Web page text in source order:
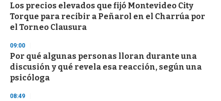
Los precios elevados que fijó Montevideo City
Torque para recibir a Peñarol en el Charrúa por
el Torneo Clausura
09:00
Por qué algunas personas lloran durante una
discusión y qué revela esa reacción, según una
psicóloga
08:49